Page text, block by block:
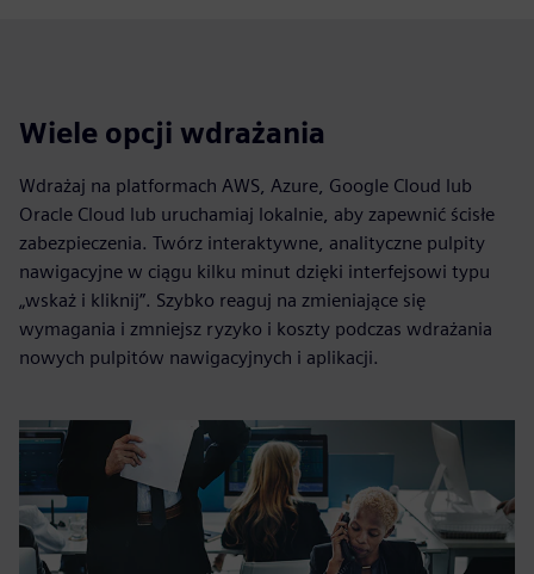
Wiele opcji wdrażania
Wdrażaj na platformach AWS, Azure, Google Cloud lub
Oracle Cloud lub uruchamiaj lokalnie, aby zapewnić ścisłe
zabezpieczenia. Twórz interaktywne, analityczne pulpity
nawigacyjne w ciągu kilku minut dzięki interfejsowi typu
„wskaż i kliknij”. Szybko reaguj na zmieniające się
wymagania i zmniejsz ryzyko i koszty podczas wdrażania
nowych pulpitów nawigacyjnych i aplikacji.